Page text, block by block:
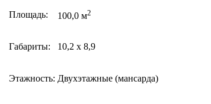
Площадь: 100,0 м2
Габариты: 10,2 х 8,9
Этажность: Двухэтажные (мансарда)